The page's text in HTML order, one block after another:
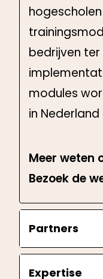
bedrijven
modules
in
Meer weten
Bezoek de
Partners
Expertise